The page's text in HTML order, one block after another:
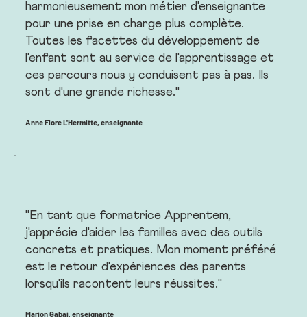
harmonieusement mon métier d'enseignante
pour une prise en charge plus complète.
Toutes les facettes du développement de
l'enfant sont au service de l'apprentissage et
ces parcours nous y conduisent pas à pas. Ils
sont d'une grande richesse."
Anne Flore L'Hermitte, enseignante
"En tant que formatrice Apprentem,
j'apprécie d'aider les familles avec des outils
concrets et pratiques. Mon moment préféré
est le retour d'expériences des parents
lorsqu'ils racontent leurs réussites."
Marion Gabai, enseignante